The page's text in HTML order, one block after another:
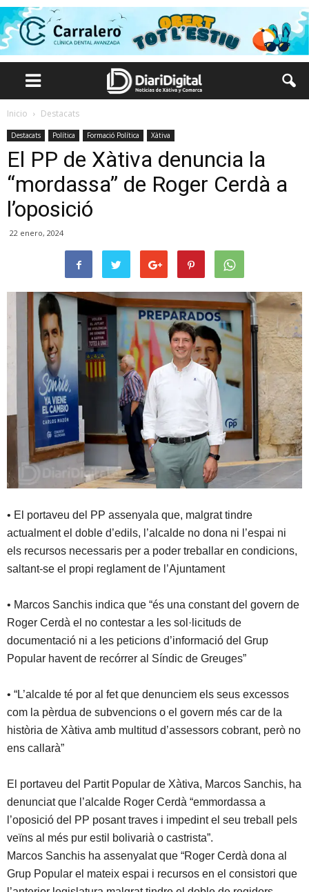
Inicio Destacats
Destacats Política Formació Política Xàtiva
El PP de Xàtiva denuncia la
“mordassa” de Roger Cerdà a
l’oposició
22 enero, 2024
• El portaveu del PP assenyala que, malgrat tindre
actualment el doble d’edils, l’alcalde no dona ni l’espai ni
els recursos necessaris per a poder treballar en condicions,
saltant-se el propi reglament de l’Ajuntament
• Marcos Sanchis indica que “és una constant del govern de
Roger Cerdà el no contestar a les sol·licituds de
documentació ni a les peticions d’informació del Grup
Popular havent de recórrer al Síndic de Greuges”
• “L’alcalde té por al fet que denunciem els seus excessos
com la pèrdua de subvencions o el govern més car de la
història de Xàtiva amb multitud d’assessors cobrant, però no
ens callarà”
El portaveu del Partit Popular de Xàtiva, Marcos Sanchis, ha
denunciat que l’alcalde Roger Cerdà “emmordassa a
l’oposició del PP posant traves i impedint el seu treball pels
veïns al més pur estil bolivarià o castrista”.
Marcos Sanchis ha assenyalat que “Roger Cerdà dona al
Grup Popular el mateix espai i recursos en el consistori que